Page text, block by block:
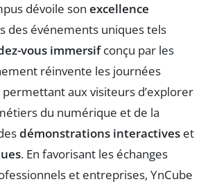
dévoile son excellence
des événements uniques tels
vous immersifconçu par les
réinvente les journées
aux visiteurs d’explorer
du numérique et de la
démonstrations interactives et
. En favorisant les échanges
et entreprises, YnCube